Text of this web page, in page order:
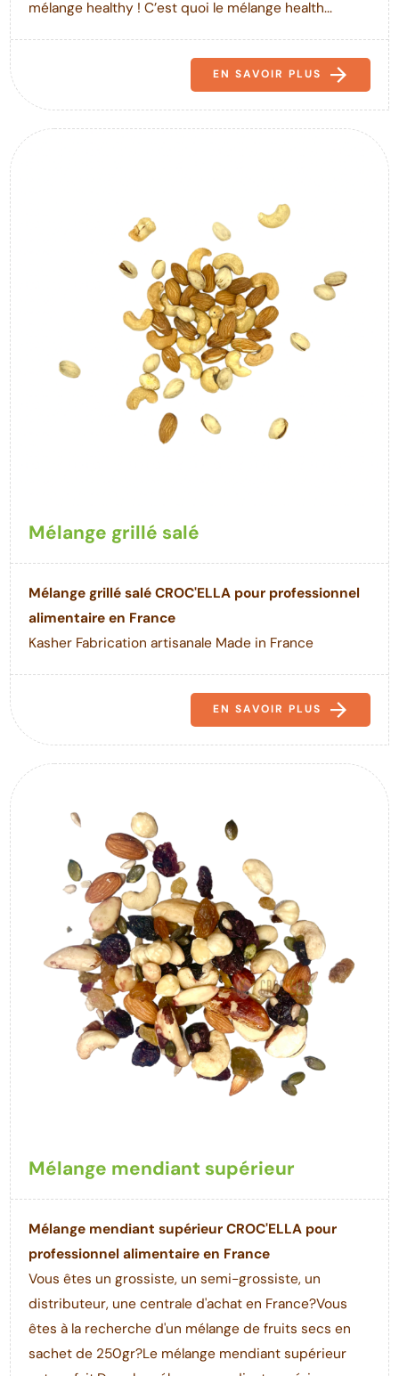
mélange healthy ! C’est quoi le mélange health...
EN SAVOIR PLUS
Mélange grillé salé
Mélange grillé salé CROC'ELLA pour professionnel
alimentaire en France
Kasher Fabrication artisanale Made in France
EN SAVOIR PLUS
Mélange mendiant supérieur
Mélange mendiant supérieur CROC'ELLA pour
professionnel alimentaire en France
Vous êtes un grossiste, un semi-grossiste, un
distributeur, une centrale d'achat en France?Vous
êtes à la recherche d'un mélange de fruits secs en
sachet de 250gr?Le mélange mendiant supérieur